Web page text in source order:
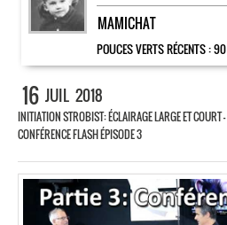
MAMICHAT
POUCES VERTS RÉCENTS :90
16 JUIL 2018
INITIATION STROBIST: ÉCLAIRAGE LARGE ET COURT –
CONFÉRENCE FLASH ÉPISODE 3